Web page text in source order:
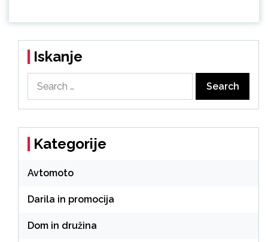
Iskanje
for:
Kategorije
Avtomoto
Darila in promocija
Dom in družina